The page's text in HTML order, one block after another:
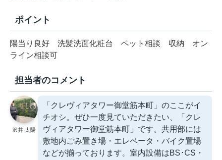
ポイント
陽当り良好 洗髪洗面化粧台 ペット相談 収納
オン
ライン相談可
担当者のコメント
沢井 太陽
「クレヴィアタワー御堂筋本町」のここがイ
チオシ。ぜひ一度見ていただきたい、「クレ
ヴィアタワー御堂筋本町」です。共用部には
敷地内ごみ置き場・エレベータ・バイク置場
などが揃っております。室内設備はBS･CS・